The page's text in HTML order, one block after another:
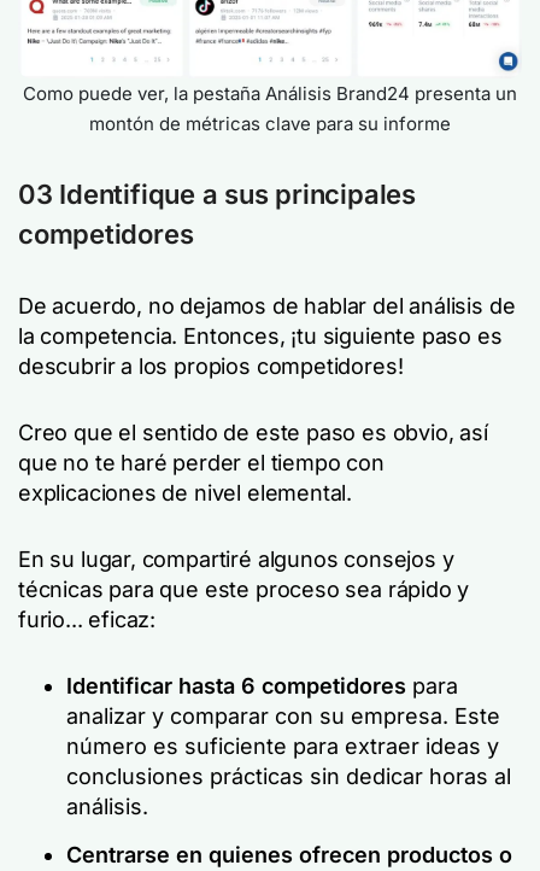
Como puede ver, la pestaña Análisis Brand24 presenta un
montón de métricas clave para su informe
03 Identifique a sus principales
competidores
De acuerdo, no dejamos de hablar del análisis de
la competencia. Entonces, ¡tu siguiente paso es
descubrir a los propios competidores!
Creo que el sentido de este paso es obvio, así
que no te haré perder el tiempo con
explicaciones de nivel elemental.
En su lugar, compartiré algunos consejos y
técnicas para que este proceso sea rápido y
furio... eficaz:
Identificar hasta 6 competidores para
analizar y comparar con su empresa. Este
número es suficiente para extraer ideas y
conclusiones prácticas sin dedicar horas al
análisis.
Centrarse en quienes ofrecen productos o